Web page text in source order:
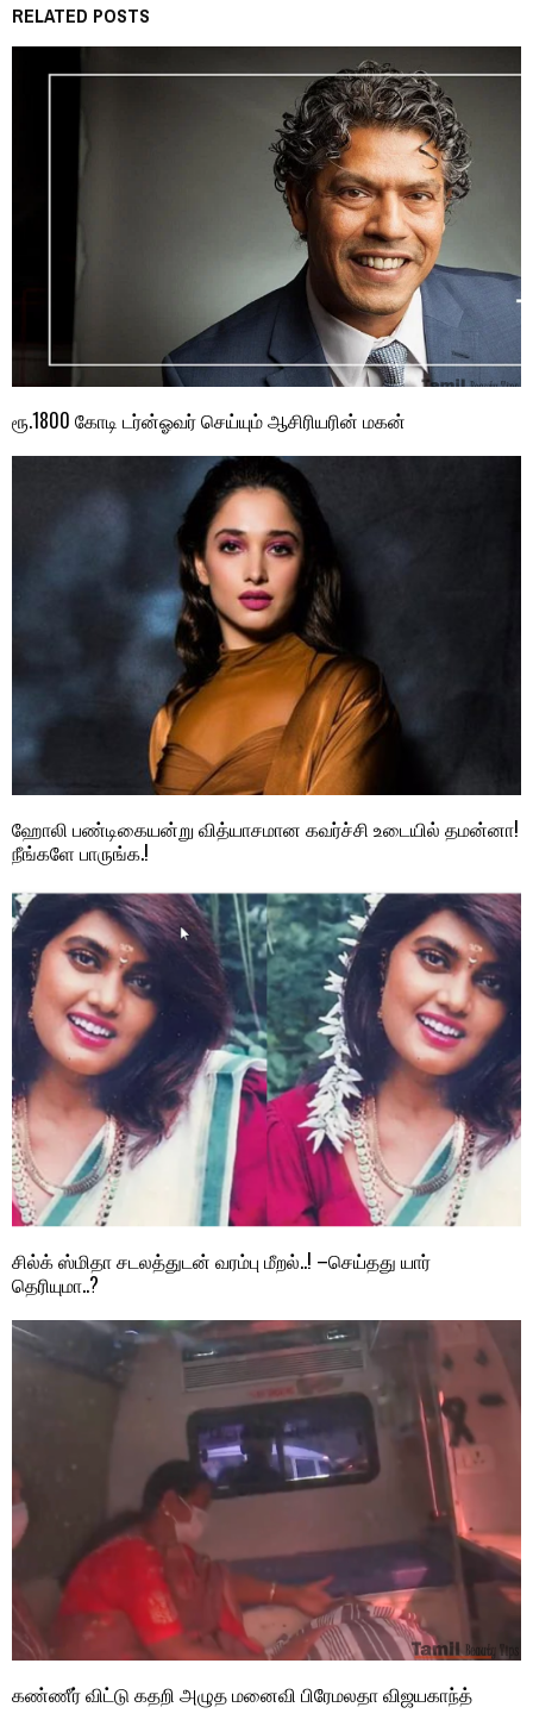
RELATED POSTS
ரூ.1800 கோடி டர்ன்ஓவர் செய்யும் ஆசிரியரின் மகன்
ஹோலி பண்டிகையன்று வித்யாசமான கவர்ச்சி உடையில் தமன்னா!
நீங்களே பாருங்க.!
சில்க் ஸ்மிதா சடலத்துடன் வரம்பு மீறல்..! –செய்தது யார்
தெரியுமா..?
கண்ணீர் விட்டு கதறி அழுத மனைவி பிரேமலதா விஜயகாந்த்